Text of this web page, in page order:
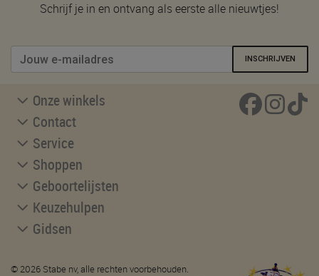
Schrijf je in en ontvang als eerste alle nieuwtjes!
INSCHRIJVEN
Onze winkels
Contact
Service
Shoppen
Geboortelijsten
Keuzehulpen
Gidsen
© 2026 Stabe nv, alle rechten voorbehouden.